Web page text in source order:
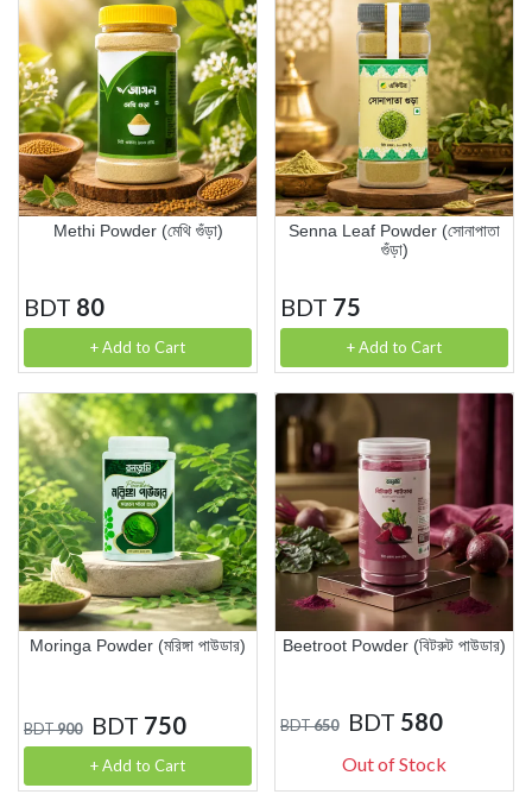
Methi Powder (মেথি গুঁড়া)
BDT 80
+ Add to Cart
Senna Leaf Powder (সোনাপাতা
গুঁড়া)
BDT 75
+ Add to Cart
Moringa Powder (মরিঙ্গা পাউডার)
BDT900 BDT 750
+ Add to Cart
Beetroot Powder (বিটরুট পাউডার)
BDT650 BDT 580
Out of Stock